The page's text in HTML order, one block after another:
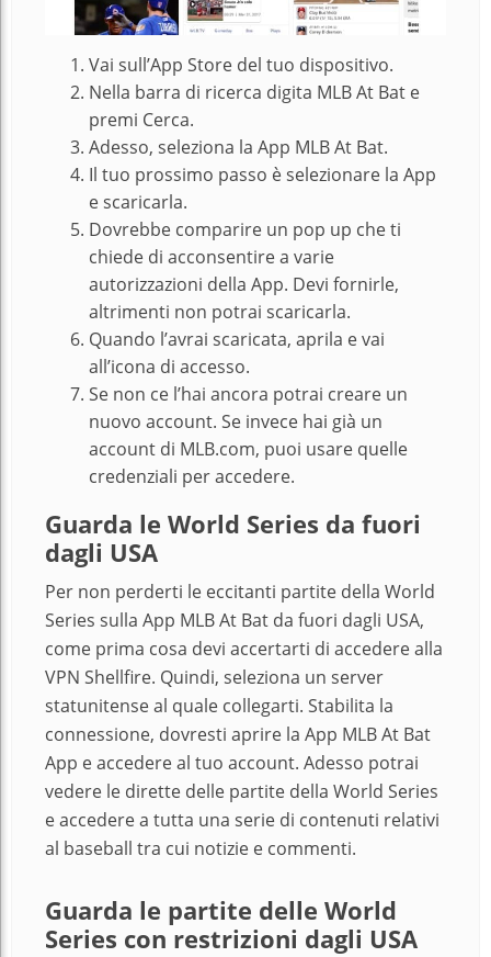
Vai sull’App Store del tuo dispositivo.
Nella barra di ricerca digita MLB At Bat e
premi Cerca.
Adesso, seleziona la App MLB At Bat.
Il tuo prossimo passo è selezionare la App
e scaricarla.
Dovrebbe comparire un pop up che ti
chiede di acconsentire a varie
autorizzazioni della App. Devi fornirle,
altrimenti non potrai scaricarla.
Quando l’avrai scaricata, aprila e vai
all’icona di accesso.
Se non ce l’hai ancora potrai creare un
nuovo account. Se invece hai già un
account di MLB.com, puoi usare quelle
credenziali per accedere.
Guarda le World Series da fuori
dagli USA
Per non perderti le eccitanti partite della World
Series sulla App MLB At Bat da fuori dagli USA,
come prima cosa devi accertarti di accedere alla
VPN Shellfire. Quindi, seleziona un server
statunitense al quale collegarti. Stabilita la
connessione, dovresti aprire la App MLB At Bat
App e accedere al tuo account. Adesso potrai
vedere le dirette delle partite della World Series
e accedere a tutta una serie di contenuti relativi
al baseball tra cui notizie e commenti.
Guarda le partite delle World
Series con restrizioni dagli USA